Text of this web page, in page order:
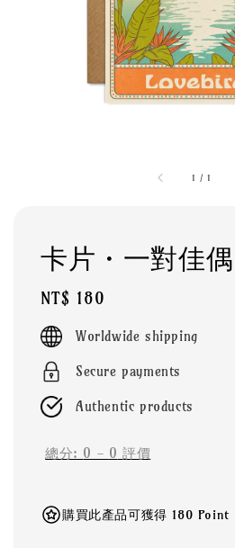
1 /1
卡片・一對佳偶
Regular
price
NT$ 180
Worldwide shipping
Secure payments
Authentic products
總分: 0 - 0 評價
購買此產品可獲得 180 Point